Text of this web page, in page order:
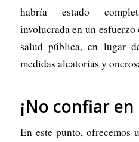
habría estado
involucrada en un
salud pública, en lugar
medidas aleatorias y
¡No confiar
En este punto, ofrecemos